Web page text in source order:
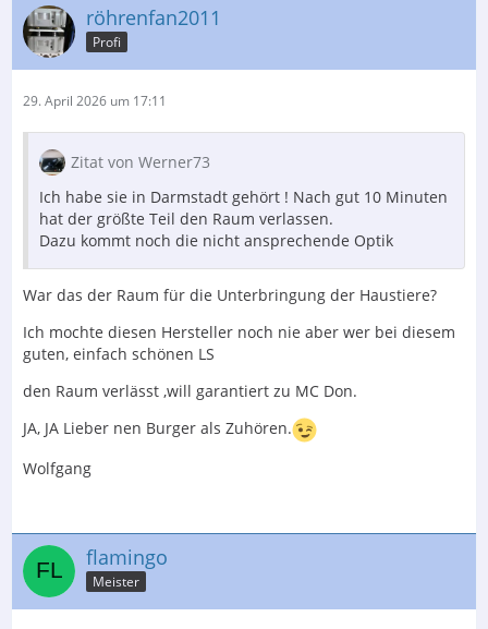
röhrenfan2011
Profi
29. April 2026 um 17:11
Zitat von Werner73
Ich habe sie in Darmstadt gehört ! Nach gut 10 Minuten
hat der größte Teil den Raum verlassen.
Dazu kommt noch die nicht ansprechende Optik
War das der Raum für die Unterbringung der Haustiere?
Ich mochte diesen Hersteller noch nie aber wer bei diesem
guten, einfach schönen LS
den Raum verlässt ,will garantiert zu MC Don.
JA, JA Lieber nen Burger als Zuhören.
Wolfgang
flamingo
Meister